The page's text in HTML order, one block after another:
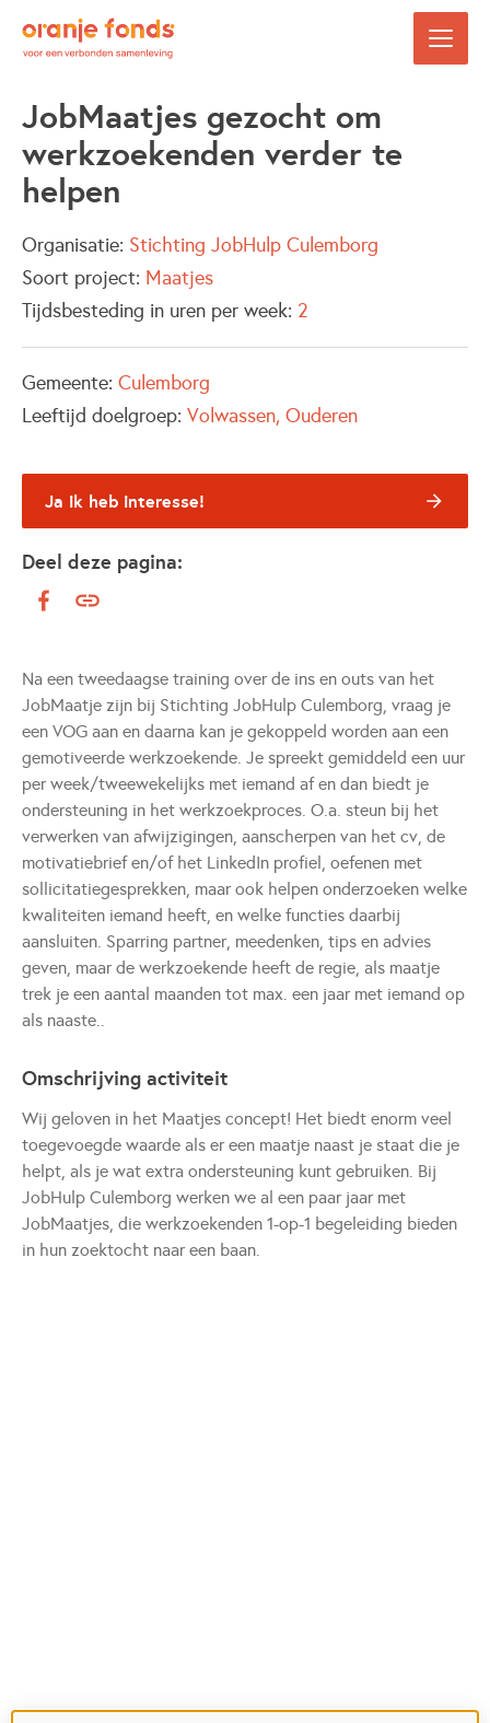
JobMaatjes gezocht om
werkzoekenden verder te
helpen
Organisatie: Stichting JobHulp Culemborg
Soort project: Maatjes
Tijdsbesteding in uren per week: 2
Gemeente: Culemborg
Leeftijd doelgroep: Volwassen Ouderen
Ja ik heb interesse!
Deel deze pagina:
Na een tweedaagse training over de ins en outs van het
JobMaatje zijn bij Stichting JobHulp Culemborg, vraag je
een VOG aan en daarna kan je gekoppeld worden aan een
gemotiveerde werkzoekende. Je spreekt gemiddeld een uur
per week/tweewekelijks met iemand af en dan biedt je
ondersteuning in het werkzoekproces. O.a. steun bij het
verwerken van afwijzigingen, aanscherpen van het cv, de
motivatiebrief en/of het LinkedIn profiel, oefenen met
sollicitatiegesprekken, maar ook helpen onderzoeken welke
kwaliteiten iemand heeft, en welke functies daarbij
aansluiten. Sparring partner, meedenken, tips en advies
geven, maar de werkzoekende heeft de regie, als maatje
trek je een aantal maanden tot max. een jaar met iemand op
als naaste..
Omschrijving activiteit
Wij geloven in het Maatjes concept! Het biedt enorm veel
toegevoegde waarde als er een maatje naast je staat die je
helpt, als je wat extra ondersteuning kunt gebruiken. Bij
JobHulp Culemborg werken we al een paar jaar met
JobMaatjes, die werkzoekenden 1-op-1 begeleiding bieden
in hun zoektocht naar een baan.